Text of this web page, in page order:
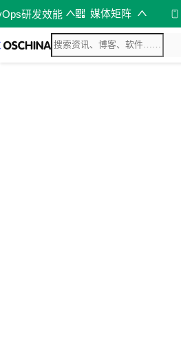
研发效能 媒体矩阵